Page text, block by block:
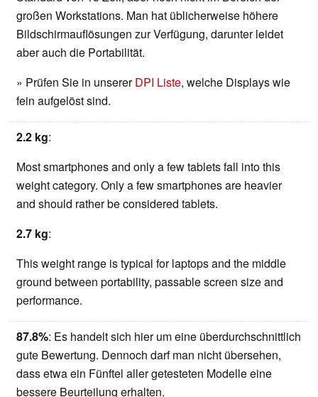
großen Workstations. Man hat üblicherweise höhere
Bildschirmauflösungen zur Verfügung, darunter leidet
aber auch die Portabilität.
» Prüfen Sie in unsererDPI Liste, welche Displays wie
fein aufgelöst sind.
2.2 kg:
Most smartphones and only a few tablets fall into this
weight category. Only a few smartphones are heavier
and should rather be considered tablets.
2.7 kg:
This weight range is typical for laptops and the middle
ground between portability, passable screen size and
performance.
87.8%: Es handelt sich hier um eine überdurchschnittlich
gute Bewertung. Dennoch darf man nicht übersehen,
dass etwa ein Fünftel aller getesteten Modelle eine
bessere Beurteilung erhalten.